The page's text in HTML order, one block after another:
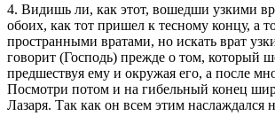
4. Видишь ли, как этот, вошедши узкими
обоих, как тот пришел к тесному концу, а
пространными вратами, но искать врат
говорит (Господь) прежде о том, который
предшествуя ему и окружая его, а после
Посмотри потом и на гибельный конец
Лазаря. Так как он всем этим